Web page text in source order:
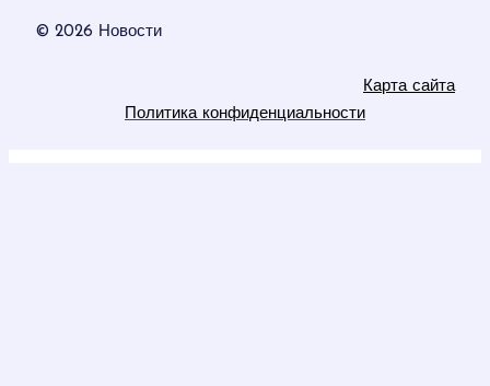
© 2026 Новости
Карта сайта
Политика конфиденциальности